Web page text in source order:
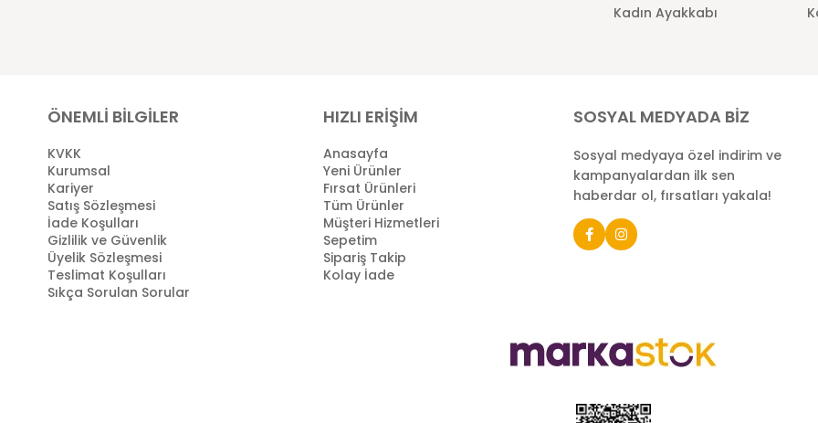
Kadın Ayakkabı
ÖNEMLİ BİLGİLER
KVKK
Kurumsal
Kariyer
Satış Sözleşmesi
İade Koşulları
Gizlilik ve Güvenlik
Üyelik Sözleşmesi
Teslimat Koşulları
Sıkça Sorulan Sorular
HIZLI ERİŞİM
Anasayfa
Yeni Ürünler
Fırsat Ürünleri
Tüm Ürünler
Müşteri Hizmetleri
Sepetim
Sipariş Takip
Kolay İade
SOSYAL MEDYADA BİZ
Sosyal medyaya özel indirim ve
kampanyalardan ilk sen
haberdar ol, fırsatları yakala!